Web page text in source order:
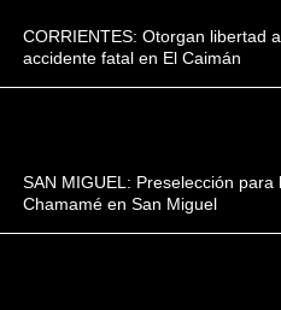
CORRIENTES: Otorgan libertad
accidente fatal en El Caimán
SAN MIGUEL: Preselección
Chamamé en San Miguel